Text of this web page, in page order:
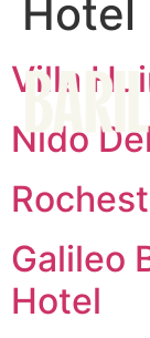
Villa
Nido
Galileo
Hotel